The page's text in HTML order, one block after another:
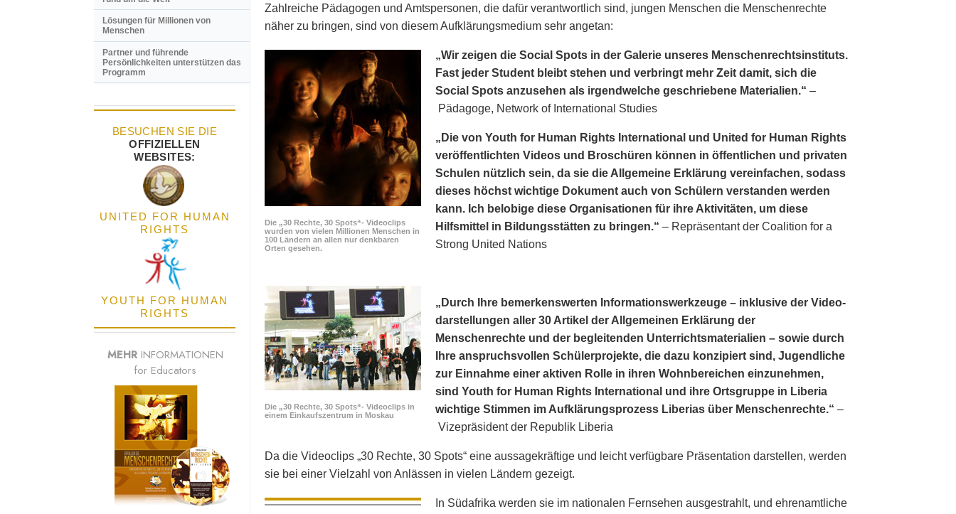
Zahlreiche Pädagogen und Amtspersonen, die dafür verantwortlich sind, jungen Menschen die Menschenrechte
näher zu bringen, sind von diesem Aufklärungsmedium sehr angetan:
Die „30 Rechte, 30 Spots“- Videoclips
wurden von vielen Millionen Menschen in
100 Ländern an allen nur denkbaren
Orten gesehen.
„Wir zeigen die Social Spots in der Galerie unseres Menschenrechtsinstituts.
Fast jeder Student bleibt stehen und verbringt mehr Zeit damit, sich die
Social Spots anzusehen als irgendwelche geschriebene Materialien.“ –
Pädagoge, Network of International Studies
„Die von Youth for Human Rights International und United for Human Rights
veröffentlichten Videos und Broschüren können in öffentlichen und privaten
Schulen nützlich sein, da sie die Allgemeine Erklärung vereinfachen, sodass
dieses höchst wichtige Dokument auch von Schülern verstanden werden
kann. Ich belobige diese Organisationen für ihre Aktivitäten, um diese
Hilfsmittel in Bildungsstätten zu bringen.“ – Repräsentant der Coalition for a
Strong United Nations
Die „30 Rechte, 30 Spots“- Videoclips in
einem Einkaufszentrum in Moskau
„Durch Ihre bemerkens­werten Informationswerkzeuge – inklusive der Video­
darstellungen aller 30 Artikel der Allgemeinen Erklärung der
Menschenrechte und der begleitenden Unterrichtsmaterialien – sowie durch
Ihre anspruchsvollen Schülerprojekte, die dazu konzipiert sind, Jugendliche
zur Einnahme einer aktiven Rolle in ihren Wohnbereichen einzunehmen,
sind Youth for Human Rights International und ihre Ortsgruppe in Liberia
wichtige Stimmen im Aufklärungsprozess Liberias über Menschenrechte.“ –
Vizepräsident der Republik Liberia
Da die Videoclips „30 Rechte, 30 Spots“ eine aussagekräftige und leicht verfügbare Präsentation darstellen, werden
sie bei einer Vielzahl von Anlässen in vielen Ländern gezeigt.
In Südafrika werden sie im nationalen Fernsehen ausgestrahlt, und ehrenamtliche
Lösungen für Millionen von
Menschen
Partner und führende
Persönlichkeiten unterstützen das
Programm
BESUCHEN SIE DIE
OFFIZIELLEN
WEBSITES:
UNITED FOR HUMAN
RIGHTS
YOUTH FOR HUMAN
RIGHTS
MEHR INFORMATIONEN
for Educators